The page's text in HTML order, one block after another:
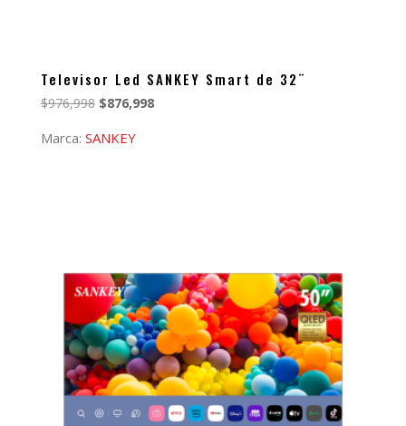
Televisor Led SANKEY Smart de 32¨
$976,998 El
original
$876,998El
Marca: SANKEY